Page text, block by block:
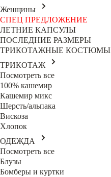
Женщины
СПЕЦ ПРЕДЛОЖЕНИЕ
ЛЕТНИЕ КАПСУЛЫ
ПОСЛЕДНИЕ РАЗМЕРЫ
ТРИКОТАЖНЫЕ КОСТЮМЫ
ТРИКОТАЖ
Посмотреть все
100% кашемир
Кашемир микс
Шерсть/альпака
Вискоза
Хлопок
ОДЕЖДА
Посмотреть все
Блузы
Бомберы и куртки